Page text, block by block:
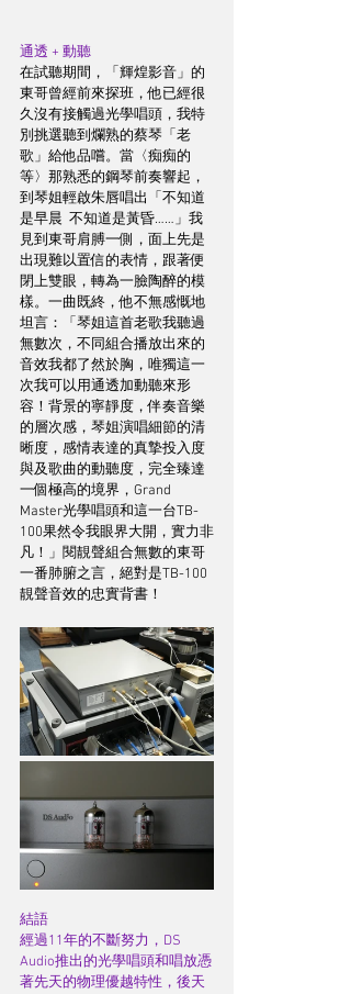
通透 + 動聽
在試聽期間，「輝煌影音」的
東哥曾經前來探班，他已經很
久沒有接觸過光學唱頭，我特
別挑選聽到爛熟的蔡琴「老
歌」給他品嚐。當〈痴痴的
等〉那熟悉的鋼琴前奏響起，
到琴姐輕啟朱唇唱出「不知道
是早晨  不知道是黃昏……」我
見到東哥肩膊一側，面上先是
出現難以置信的表情，跟著便
閉上雙眼，轉為一臉陶醉的模
樣。一曲既終，他不無感慨地
坦言：「琴姐這首老歌我聽過
無數次，不同組合播放出來的
音效我都了然於胸，唯獨這一
次我可以用通透加動聽來形
容！背景的寧靜度，伴奏音樂
的層次感，琴姐演唱細節的清
晰度，感情表達的真摯投入度
與及歌曲的動聽度，完全臻達
一個極高的境界，Grand
Master光學唱頭和這一台TB-
100果然令我眼界大開，實力非
凡！」閱靚聲組合無數的東哥
一番肺腑之言，絕對是TB-100
靚聲音效的忠實背書！
結語
經過11年的不斷努力，DS
Audio推出的光學唱頭和唱放憑
著先天的物理優越特性，後天